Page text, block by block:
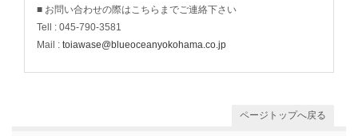
■ お問い合わせの際はこちらまでご連絡下さい
Tell : 045-790-3581
Mail : toiawase@blueoceanyokohama.co.jp
ページトップへ戻る